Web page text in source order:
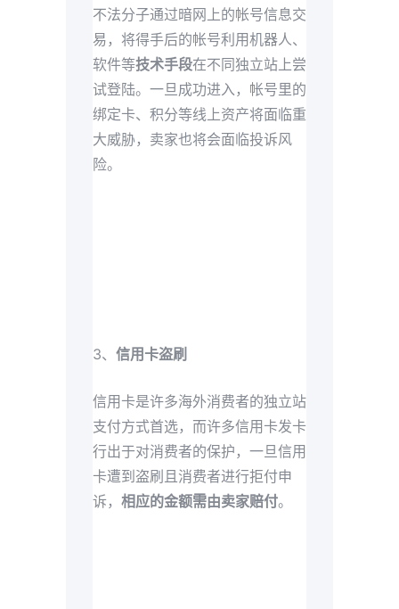
不法分子通过暗网上的帐号信息交
易，将得手后的帐号利用机器人、
软件等技术手段在不同独立站上尝
试登陆。一旦成功进入，帐号里的
绑定卡、积分等线上资产将面临重
大威胁，卖家也将会面临投诉风
险。
3、 信用卡盗刷
信用卡是许多海外消费者的独立站
支付方式首选，而许多信用卡发卡
行出于对消费者的保护，一旦信用
卡遭到盗刷且消费者进行拒付申
诉， 相应的金额需由卖家赔付。